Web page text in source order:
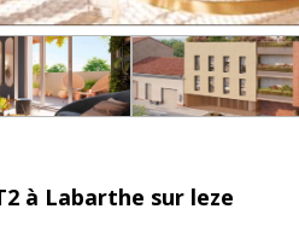
à Labarthe sur leze